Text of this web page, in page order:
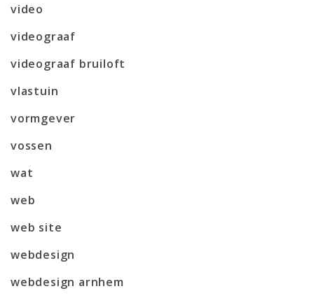
video
videograaf
videograaf bruiloft
vlastuin
vormgever
vossen
wat
web
web site
webdesign
webdesign arnhem